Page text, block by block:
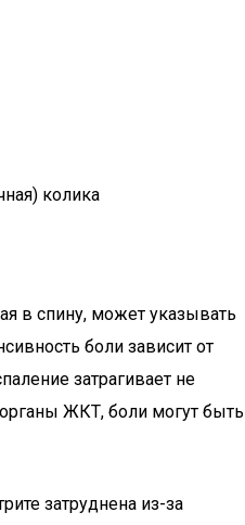
в спину, может указывать
боли зависит от
затрагивает не
ЖКТ, боли могут быть
затруднена из-за